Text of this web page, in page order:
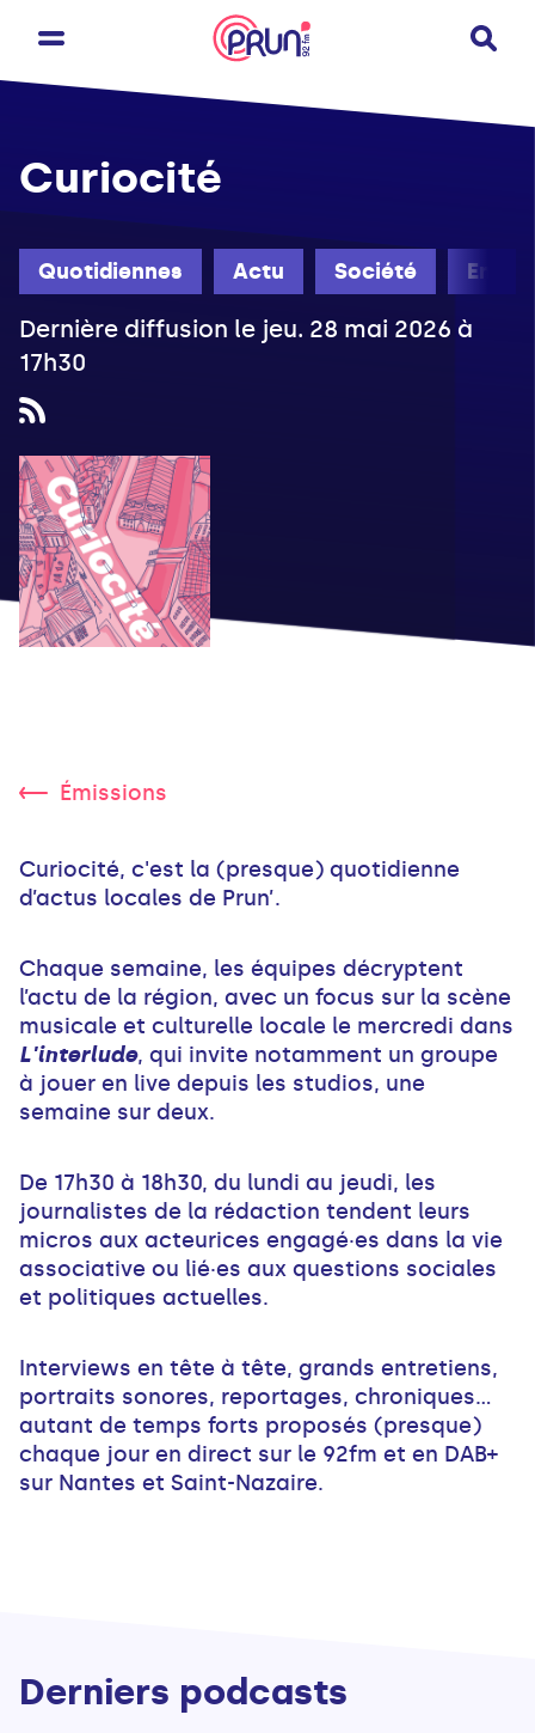
Quotidiennes Actu Société
Curiocité
Dernière diffusion le jeu. 28 mai 2026 à
17h30
Émissions
Curiocité, c'est la (presque) quotidienne
d’actus locales de Prun’.
Chaque semaine, les équipes décryptent
l’actu de la région, avec un focus sur la scène
musicale et culturelle locale le mercredi dans
L'interlude, qui invite notamment un groupe
à jouer en live depuis les studios, une
semaine sur deux.
De 17h30 à 18h30, du lundi au jeudi, les
journalistes de la rédaction tendent leurs
micros aux acteurices engagé·es dans la vie
associative ou lié·es aux questions sociales
et politiques actuelles.
Interviews en tête à tête, grands entretiens,
portraits sonores, reportages, chroniques...
autant de temps forts proposés (presque)
chaque jour en direct sur le 92fm et en DAB+
sur Nantes et Saint-Nazaire.
Derniers podcasts